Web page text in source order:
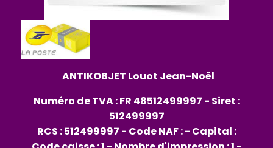
ANTIKOBJET Louot Jean-Noël
Numéro de TVA : FR 48512499997 - Siret :
512499997
RCS : 512499997 - Code NAF : - Capital :